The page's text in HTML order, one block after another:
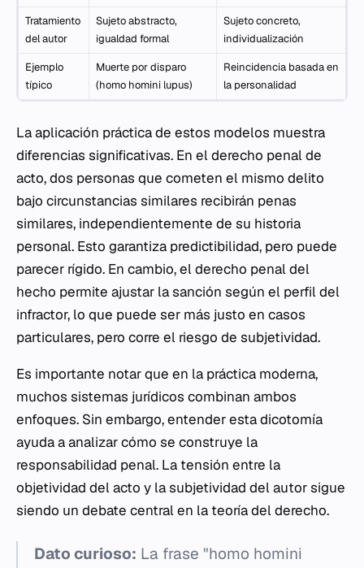
Tratamiento
del autor
Sujeto abstracto,
igualdad formal
Sujeto concreto,
individualización
Ejemplo
típico
Muerte por disparo
(homo homini lupus)
Reincidencia basada en
la personalidad
La aplicación práctica de estos modelos muestra
diferencias significativas. En el derecho penal de
acto, dos personas que cometen el mismo delito
bajo circunstancias similares recibirán penas
similares, independientemente de su historia
personal. Esto garantiza predictibilidad, pero puede
parecer rígido. En cambio, el derecho penal del
hecho permite ajustar la sanción según el perfil del
infractor, lo que puede ser más justo en casos
particulares, pero corre el riesgo de subjetividad.
Es importante notar que en la práctica moderna,
muchos sistemas jurídicos combinan ambos
enfoques. Sin embargo, entender esta dicotomía
ayuda a analizar cómo se construye la
responsabilidad penal. La tensión entre la
objetividad del acto y la subjetividad del autor sigue
siendo un debate central en la teoría del derecho.
Dato curioso: La frase "homo homini